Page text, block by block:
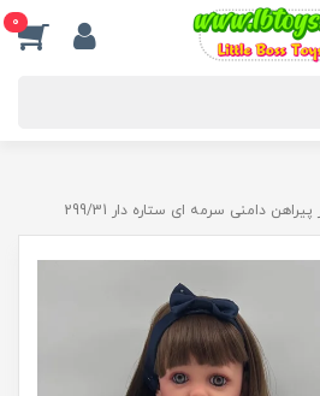
0
دامنی سرمه ای ستاره دار 299/31